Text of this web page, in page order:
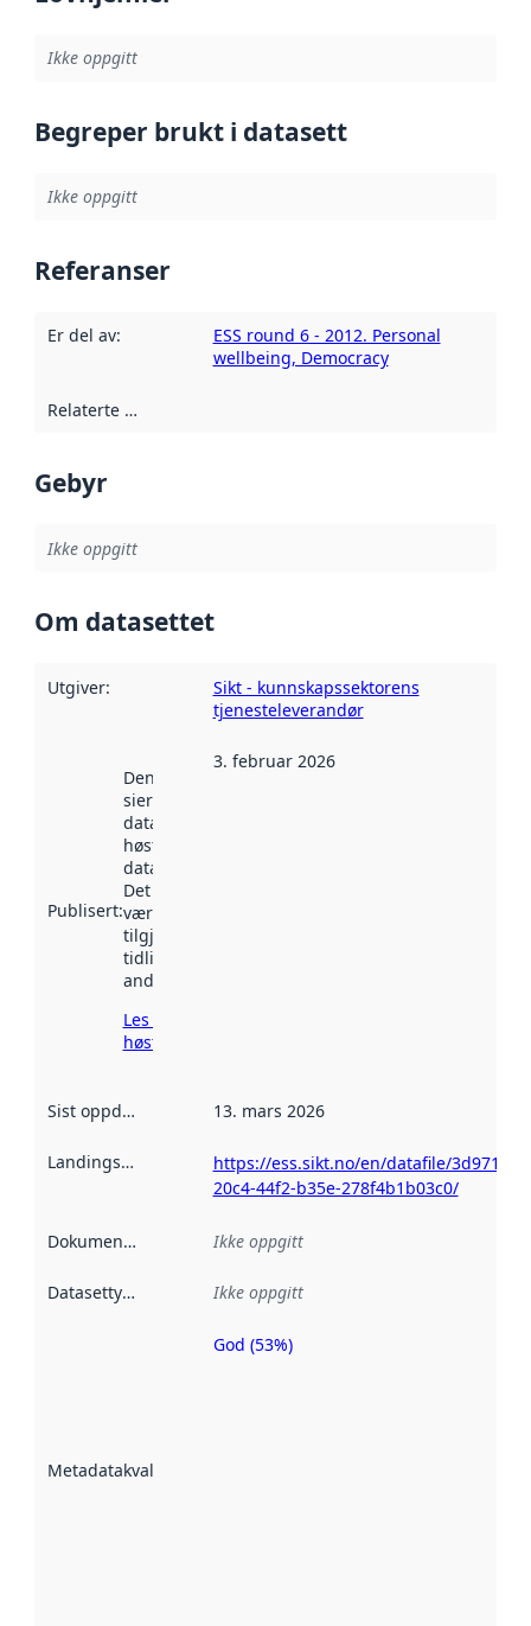
Ikke oppgitt
Begreper brukt i datasett
Ikke oppgitt
Referanser
Er del av:
ESS round 6 - 2012. Personal
wellbeing, Democracy
Relaterte ressurser
Gebyr
Ikke oppgitt
Om datasettet
Utgiver:
Sikt - kunnskapssektorens
tjenesteleverandør
Publisert:
Denne datoen
sier når
datasettet ble
høstet av
data.norge.no.
Det kan ha
vært
tilgjengelig
tidligere
andre steder.
Les mer om
høsting her
3. februar 2026
Sist oppdatert 13. mars 2026
Landingsside
https://ess.sikt.no/en/datafile/
20c4-44f2-b35e-278f4b1b03c0/
Dokumentasjon Ikke oppgitt
Datasettype Ikke oppgitt
Metadatakvalitet
Metadatakvalitet
God (53%)